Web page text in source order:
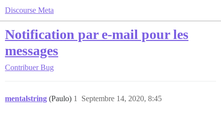
Discourse Meta
Notification par e-mail pour les
messages
Contribuer Bug
mentalstring (Paulo) Septembre 14, 2020, 8:45
1